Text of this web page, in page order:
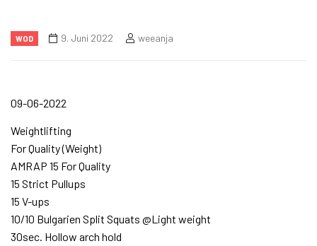
WOD 9. Juni 2022 weeanja
09-06-2022
Weightlifting
For Quality (Weight)
AMRAP 15 For Quality
15 Strict Pullups
15 V-ups
10/10 Bulgarien Split Squats @Light weight
30sec. Hollow arch hold